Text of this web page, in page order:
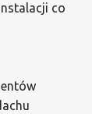
co